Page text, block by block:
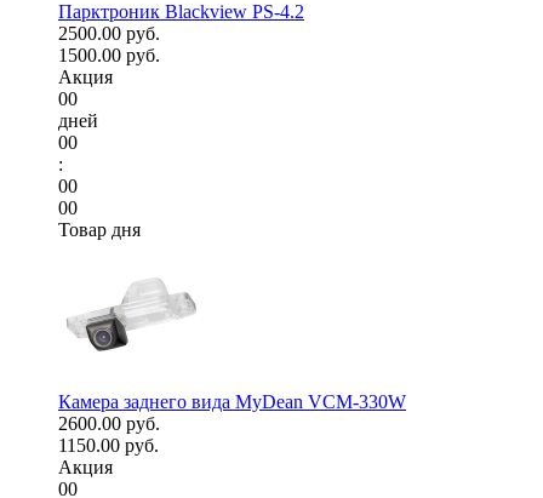
Парктроник Blackview PS-4.2
2500.00 руб.
1500.00 руб.
Акция
00
дней
00
:
00
00
Товар дня
Камера заднего вида MyDean VCM-330W
2600.00 руб.
1150.00 руб.
Акция
00